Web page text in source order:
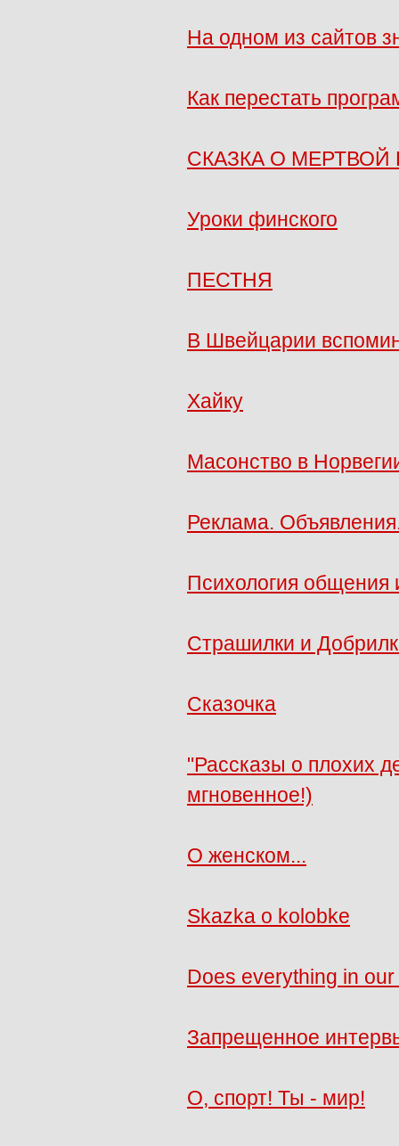
На одном из сайтов
Как перестать
СКАЗКА О МЕРТВОЙ
Уроки финского
ПЕСТНЯ
В Швейцарии
Хайку
Масонство в
Реклама.
Психология общения
Страшилки и
Сказочка
"Рассказы о плохих
мгновенное!)
О женском...
Skazka o kolobke
Does everything in
Запрещенное
О, спорт! Ты - мир!